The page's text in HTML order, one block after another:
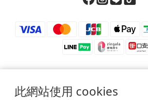
此網站使用 cookies
⚠️ 防詐騙提醒 ⚠️